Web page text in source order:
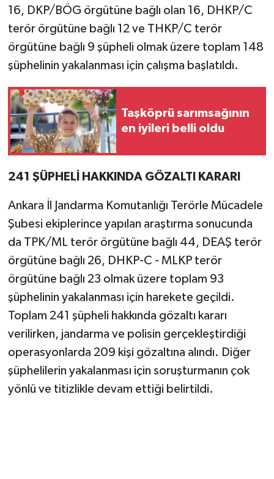
16, DKP/BÖG örgütüne bağlı olan 16, DHKP/C
terör örgütüne bağlı 12 ve THKP/C terör
örgütüne bağlı 9 şüpheli olmak üzere toplam 148
şüphelinin yakalanması için çalışma başlatıldı.
Taşköprü sarımsağının
en iyileri belli oldu
241 ŞÜPHELİ HAKKINDA GÖZALTI KARARI
Ankara İl Jandarma Komutanlığı Terörle Mücadele
Şubesi ekiplerince yapılan araştırma sonucunda
da TPK/ML terör örgütüne bağlı 44, DEAŞ terör
örgütüne bağlı 26, DHKP-C - MLKP terör
örgütüne bağlı 23 olmak üzere toplam 93
şüphelinin yakalanması için harekete geçildi.
Toplam 241 şüpheli hakkında gözaltı kararı
verilirken, jandarma ve polisin gerçekleştirdiği
operasyonlarda 209 kişi gözaltına alındı. Diğer
şüphelilerin yakalanması için soruşturmanın çok
yönlü ve titizlikle devam ettiği belirtildi.